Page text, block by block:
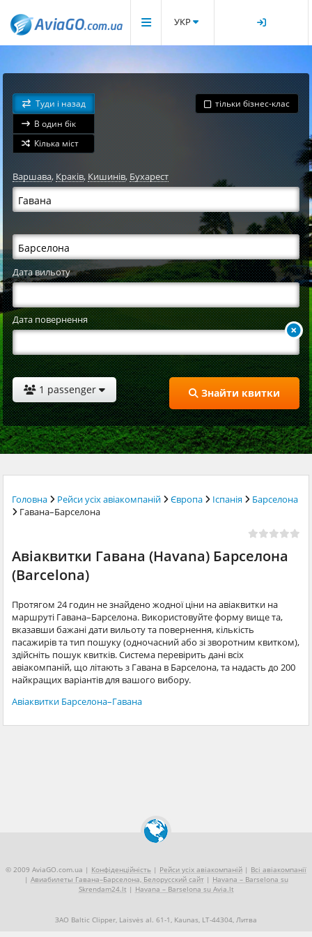
УКР
Туди і назад
В один бік
Кілька міст
тільки бізнес-клас
Варшава, Краків,Кишинів,Бухарест
Дата вильоту
Дата повернення
1 passenger Знайти квитки
Головна Рейси усіх авіакомпаній Європа Іспанія
Барселона
Гавана–Барселона
Авіаквитки Гавана (Havana) Барселона
(Barcelona)
Протягом 24 годин не знайдено жодної ціни на авіаквитки на
маршруті Гавана–Барселона. Використовуйте форму вище та,
вказавши бажані дати вильоту та повернення, кількість
пасажирів та тип пошуку (одночасний або зі зворотним квитком),
здійсніть пошук квитків. Система перевірить дані всіх
авіакомпаній, що літають з Гавана в Барселона, та надасть до 200
найкращих варіантів для вашого вибору.
Авіаквитки Барселона–Гавана
© 2009 AviaGO.com.ua | Конфіденційність | Рейси усіх авіакомпаній | Всі авіакомпанії
| Авиабилеты Гавана–Барселона, Белорусский сайт| Havana – Barselona su
Skrendam24.lt | Havana – Barselona su Avia.lt
ЗАО Baltic Clipper, Laisvės al. 61-1, Kaunas, LT-44304, Литва